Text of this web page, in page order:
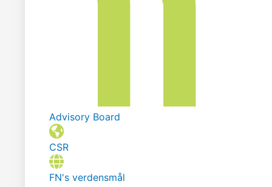
Advisory Board
CSR
FN's verdensmål